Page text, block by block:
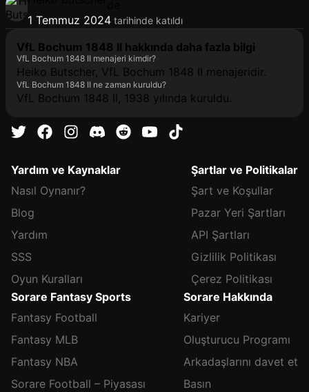
1 Temmuz 2024 tarihinde katıldı
VfL Bochum 1848 II hakkında daha fazla bilgi
VfL Bochum 1848 II menajeri kimdir?
Heiko Butscher, VfL Bochum 1848 II menajeridir.
VfL Bochum 1848 II ne zaman kuruldu?
VfL Bochum 1848 II, 1938 yılında kuruldu.
Yardım ve Kaynaklar
Nasıl Oynanır?
Blog
Yardım
SSS
Oyun Kuralları
Şartlar ve Politikalar
Şart ve Koşullar
Pazar Yeri Şartları
API Şartları
Gizlilik Politikası
Çerez Politikası
Sorare Fantasy Sports
Fantasy Football
Fantasy MLB
Fantasy NBA
Sorare Football – Piyasası
Sorare Hakkında
Kariyer
Oluşturucu Programı
Arkadaşlarını davet et
Basın